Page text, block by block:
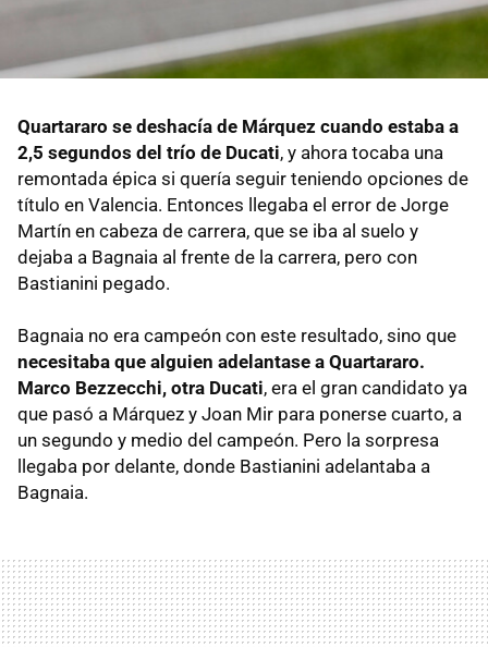
Quartararo se deshacía de Márquez cuando estaba a
2,5 segundos del trío de Ducati, y ahora tocaba una
remontada épica si quería seguir teniendo opciones de
título en Valencia. Entonces llegaba el error de Jorge
Martín en cabeza de carrera, que se iba al suelo y
dejaba a Bagnaia al frente de la carrera, pero con
Bastianini pegado.
Bagnaia no era campeón con este resultado, sino que
necesitaba que alguien adelantase a Quartararo.
Marco Bezzecchi, otra Ducati, era el gran candidato ya
que pasó a Márquez y Joan Mir para ponerse cuarto, a
un segundo y medio del campeón. Pero la sorpresa
llegaba por delante, donde Bastianini adelantaba a
Bagnaia.